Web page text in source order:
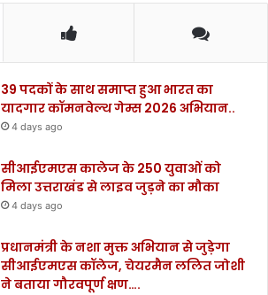
39 पदकों के साथ समाप्त हुआ भारत का
यादगार कॉमनवेल्थ गेम्स 2026 अभियान..
4 days ago
सीआईएमएस कालेज के 250 युवाओं को
मिला उत्तराखंड से लाइव जुड़ने का मौका
4 days ago
प्रधानमंत्री के नशा मुक्त अभियान से जुड़ेगा
सीआईएमएस कॉलेज, चेयरमैन ललित जोशी
ने बताया गौरवपूर्ण क्षण….